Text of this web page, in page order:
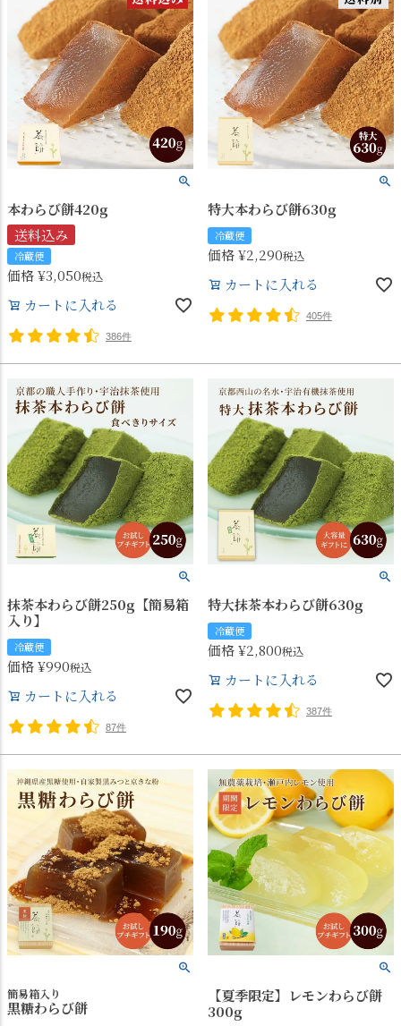
本わらび餅420g
送料込み
冷蔵便
価格¥3,050税込
カートに入れる
386件
特大本わらび餅630g
冷蔵便
価格¥2,290税込
カートに入れる
405件
抹茶本わらび餅250g【簡易箱
入り】
冷蔵便
価格¥990税込
カートに入れる
87件
特大抹茶本わらび餅630g
冷蔵便
価格¥2,800税込
カートに入れる
387件
簡易箱入り
黒糖わらび餅
【夏季限定】レモンわらび餅
300g